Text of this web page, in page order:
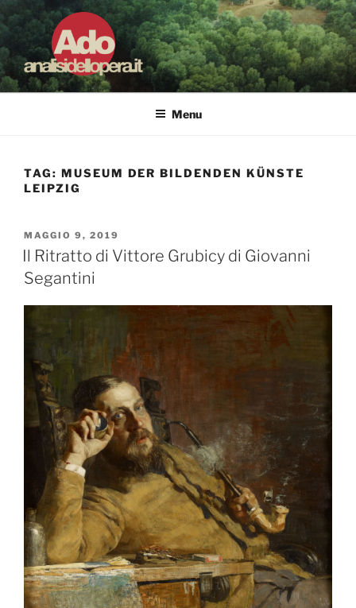
Salta
al
contenuto
ADO ANALISI DELL'OPERA
Osservare le opere d'arte per capirle e imparare ad amarle
Menu
TAG: MUSEUM DER BILDENDEN KÜNSTE
LEIPZIG
PUBBLICATO
IL
MAGGIO 9, 2019
Il Ritratto di Vittore Grubicy di Giovanni
Segantini